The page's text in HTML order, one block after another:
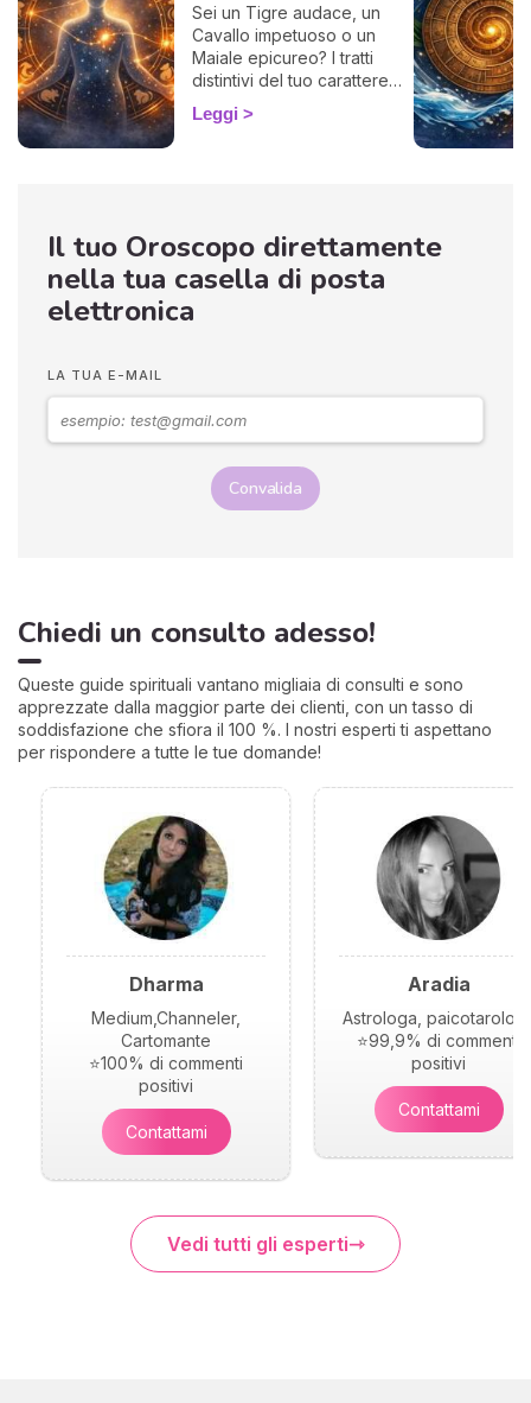
Sei un Tigre audace, un
Cavallo impetuoso o un
Maiale epicureo? I tratti
distintivi del tuo carattere
sono inscritti nel tuo segno
zodiacale cinese. Scopri la
familiari e i tuoi colleghi
grazie all'astrologia cinese,
una fonte inesauribile di
saggezza e sapere.
Leggi
Il tuo Oroscopo direttamente
nella tua casella di posta
elettronica
LA TUA E-MAIL
Convalida
Chiedi un consulto adesso!
Queste guide spirituali vantano migliaia di consulti e sono
apprezzate dalla maggior parte dei clienti, con un tasso di
soddisfazione che sfiora il 100 %. I nostri esperti ti aspettano
per rispondere a tutte le tue domande!
Dharma
Medium,Channeler,
Cartomante
⭐100% di commenti
positivi
Contattami
Aradia
Astrologa,
⭐99,9% di commenti
positivi
Contattami
Vedi tutti gli esperti